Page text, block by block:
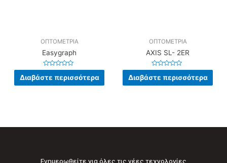
ΟΠΤΟΜΕΤΡΙΑ
Easygraph
Βαθμολογήθηκε
με
Διαβάστε περισσότερα
ΟΠΤΟΜΕΤΡΙΑ
AXIS SL- 2ER
Βαθμολογήθηκε
με
Διαβάστε περισσότερα
Ενημερωθείτε για όλες τις νέες τεχνολογίες